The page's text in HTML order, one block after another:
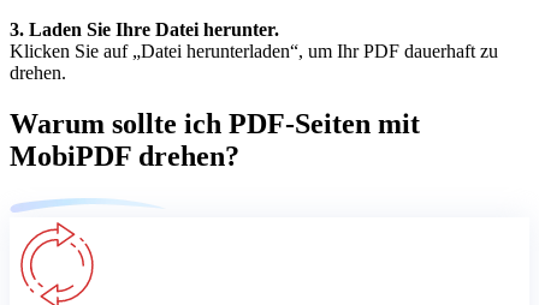
3. Laden Sie Ihre Datei herunter.
Klicken Sie auf „Datei herunterladen“, um Ihr PDF dauerhaft zu
drehen.
Warum sollte ich PDF-Seiten mit
MobiPDF drehen?